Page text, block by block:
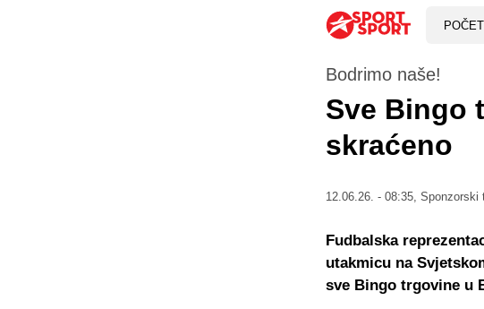
Bodrimo naše!
Sve Bingo
skraćeno
12.06.26. - 08:35, Sponzorski
Fudbalska
utakmicu na
sve Bingo trgovine u